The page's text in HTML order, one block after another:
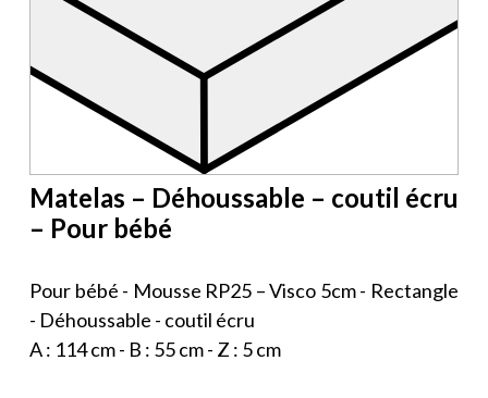
Matelas – Déhoussable – coutil écru
– Pour bébé
Pour bébé - Mousse RP25 – Visco 5cm - Rectangle
- Déhoussable - coutil écru
A : 114 cm - B : 55 cm - Z : 5 cm